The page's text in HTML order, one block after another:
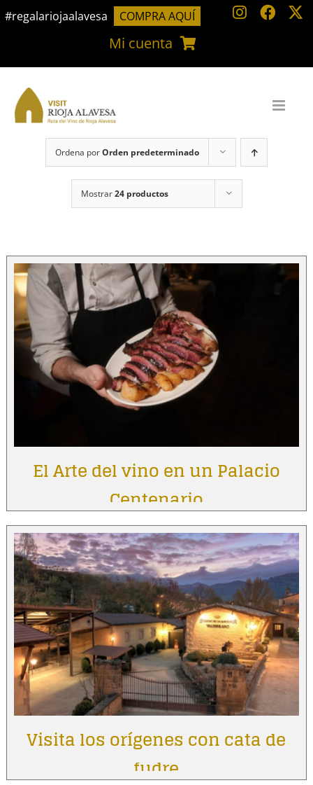
Saltar
#regalariojaalavesa COMPRA AQUÍ
Mi cuenta
Ordena porOrden predeterminado
Mostrar24 productos
El Arte del vino en un Palacio
Centenario
Visita los orígenes con cata de
fudre